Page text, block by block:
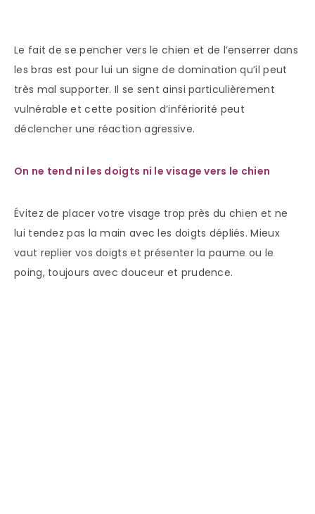
Le fait de se pencher vers le chien et de l’enserrer dans
les bras est pour lui un signe de domination qu’il peut
très mal supporter. Il se sent ainsi particulièrement
vulnérable et cette position d’infériorité peut
déclencher une réaction agressive.
On ne tend ni les doigts ni le visage vers le chien
Évitez de placer votre visage trop près du chien et ne
lui tendez pas la main avec les doigts dépliés. Mieux
vaut replier vos doigts et présenter la paume ou le
poing, toujours avec douceur et prudence.